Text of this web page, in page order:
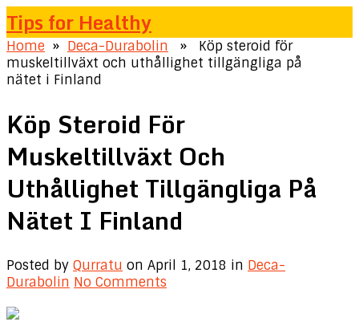
Tips for Healthy
Home » Deca-Durabolin » Köp steroid för
muskeltillväxt och uthållighet tillgängliga på
nätet i Finland
Köp Steroid För
Muskeltillväxt Och
Uthållighet Tillgängliga På
Nätet I Finland
Posted by Qurratu on April 1, 2018 in Deca-
Durabolin No Comments